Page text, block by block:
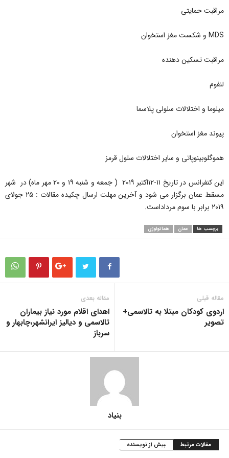
مراقبت حمایتی
MDS و شکست مغز استخوان
مراقبت تسکین دهنده
لنفوم
میلوما و اختلالات سلولی پلاسما
پیوند مغز استخوان
هموگلوبینوپاتی و سایر اختلالات سلول قرمز
این کنفرانس در تاریخ ۱۱-۱۲اکتبر ۲۰۱۹ ( جمعه و شنبه ۱۹ و ۲۰ مهر ماه) در شهر
مسقط عمان برگزار می شود و آخرین مهلت ارسال چکیده مقالات : ۲۵ جولای
۲۰۱۹ برابر با سوم مرداداست.
برچسب ها عمان هماتولوژی
مقاله قبلی
اردوی کودکان مبتلا به تالاسمی+
تصویر
مقاله بعدی
اهدای اقلام مورد نیاز بیماران
تالاسمی و دیالیز ایرانشهر،چابهار و
سرباز
بنیاد
مقالات مرتبط بیش از نویسنده